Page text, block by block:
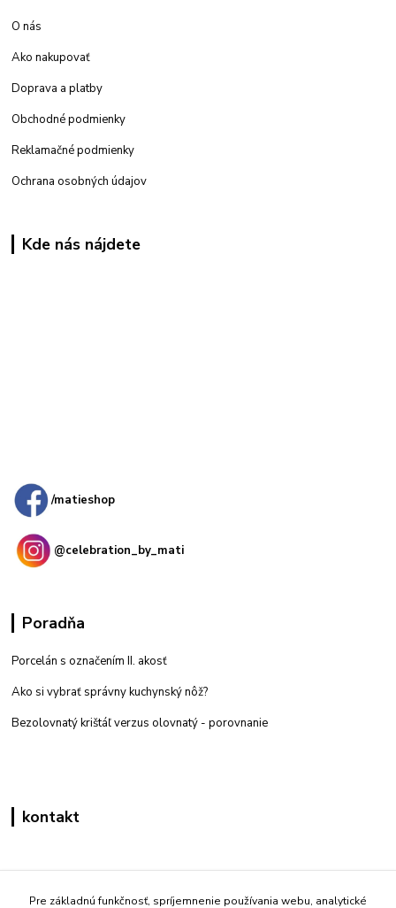
O nás
Ako nakupovať
Doprava a platby
Obchodné podmienky
Reklamačné podmienky
Ochrana osobných údajov
Kde nás nájdete
/matieshop
@celebration_by_mati
Poradňa
Porcelán s označením II. akosť
Ako si vybrať správny kuchynský nôž?
Bezolovnatý krištáľ verzus olovnatý - porovnanie
kontakt
+421 908 861 051
Pre základnú funkčnosť, spríjemnenie používania webu, analytické